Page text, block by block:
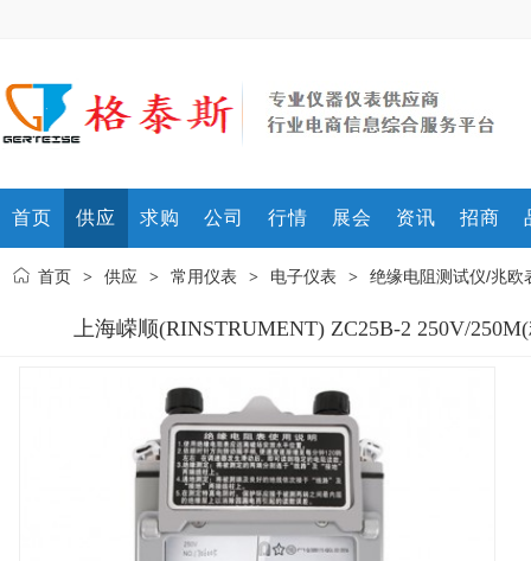
首页 供应 求购 公司 行情 展会 资讯 招商
首页 > 供应 > 常用仪表 > 电子仪表 > 绝缘电阻测试仪/兆欧
上海嵘顺(RINSTRUMENT) ZC25B-2 250V/